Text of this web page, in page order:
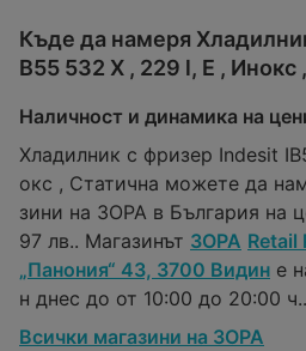
Къде да намеря
B55 532 X , 229 l, E , Инокс
Наличност и динамика на
Хладилник с фризер Indesit
окс , Статична можете да
зини на ЗОРА в България на
97 лв.. Магазинът ЗОРА Retail
„Панония“ 43, 3700 Видин е
н днес до от 10:00 до 20:00 ч..
Всички магазини на ЗОРА